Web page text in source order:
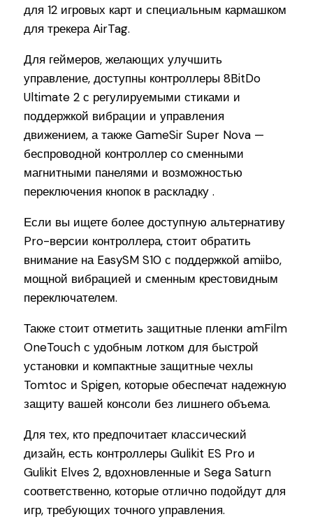
для 12 игровых карт и специальным кармашком
для трекера AirTag.
Для геймеров, желающих улучшить
управление, доступны контроллеры 8BitDo
Ultimate 2 с регулируемыми стиками и
поддержкой вибрации и управления
движением, а также GameSir Super Nova —
беспроводной контроллер со сменными
магнитными панелями и возможностью
переключения кнопок в раскладку .
Если вы ищете более доступную альтернативу
Pro-версии контроллера, стоит обратить
внимание на EasySM S10 с поддержкой amiibo,
мощной вибрацией и сменным крестовидным
переключателем.
Также стоит отметить защитные пленки amFilm
OneTouch с удобным лотком для быстрой
установки и компактные защитные чехлы
Tomtoc и Spigen, которые обеспечат надежную
защиту вашей консоли без лишнего объема.
Для тех, кто предпочитает классический
дизайн, есть контроллеры Gulikit ES Pro и
Gulikit Elves 2, вдохновленные и Sega Saturn
соответственно, которые отлично подойдут для
игр, требующих точного управления.